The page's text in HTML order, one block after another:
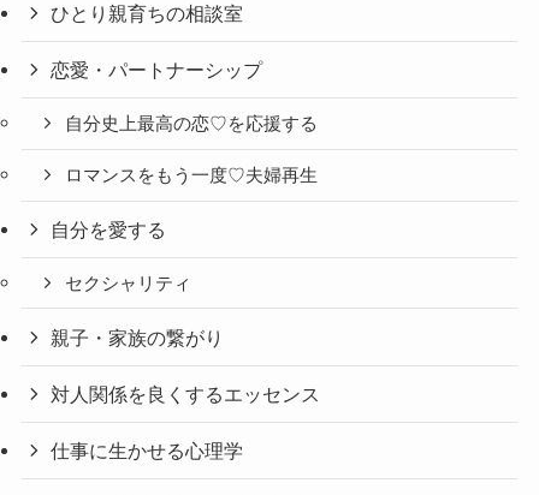
ひとり親育ちの相談室
恋愛・パートナーシップ
自分史上最高の恋♡を応援する
ロマンスをもう一度♡夫婦再生
自分を愛する
セクシャリティ
親子・家族の繋がり
対人関係を良くするエッセンス
仕事に生かせる心理学